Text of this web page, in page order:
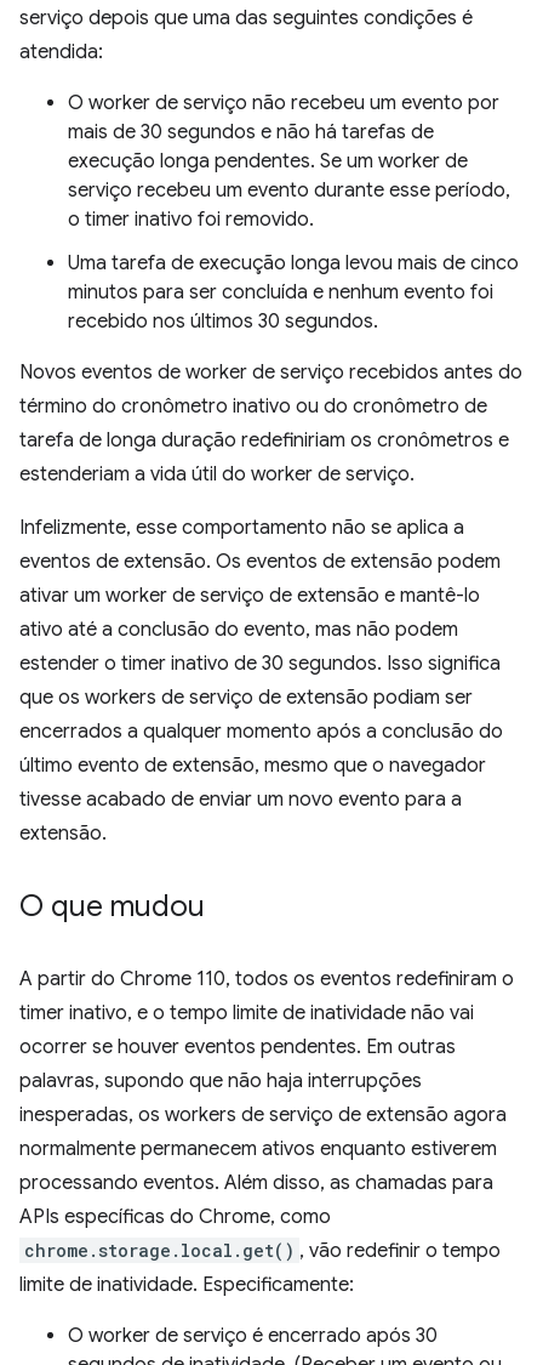
serviço depois que uma das seguintes condições é
atendida:
O worker de serviço não recebeu um evento por
mais de 30 segundos e não há tarefas de
execução longa pendentes. Se um worker de
serviço recebeu um evento durante esse período,
o timer inativo foi removido.
Uma tarefa de execução longa levou mais de cinco
minutos para ser concluída e nenhum evento foi
recebido nos últimos 30 segundos.
Novos eventos de worker de serviço recebidos antes do
término do cronômetro inativo ou do cronômetro de
tarefa de longa duração redefiniriam os cronômetros e
estenderiam a vida útil do worker de serviço.
Infelizmente, esse comportamento não se aplica a
eventos de extensão. Os eventos de extensão podem
ativar um worker de serviço de extensão e mantê-lo
ativo até a conclusão do evento, mas não podem
estender o timer inativo de 30 segundos. Isso significa
que os workers de serviço de extensão podiam ser
encerrados a qualquer momento após a conclusão do
último evento de extensão, mesmo que o navegador
tivesse acabado de enviar um novo evento para a
extensão.
O que mudou
A partir do Chrome 110, todos os eventos redefiniram o
timer inativo, e o tempo limite de inatividade não vai
ocorrer se houver eventos pendentes. Em outras
palavras, supondo que não haja interrupções
inesperadas, os workers de serviço de extensão agora
normalmente permanecem ativos enquanto estiverem
processando eventos. Além disso, as chamadas para
APIs específicas do Chrome, como
chrome.storage.local.get() , vão redefinir o tempo
limite de inatividade. Especificamente:
O worker de serviço é encerrado após 30